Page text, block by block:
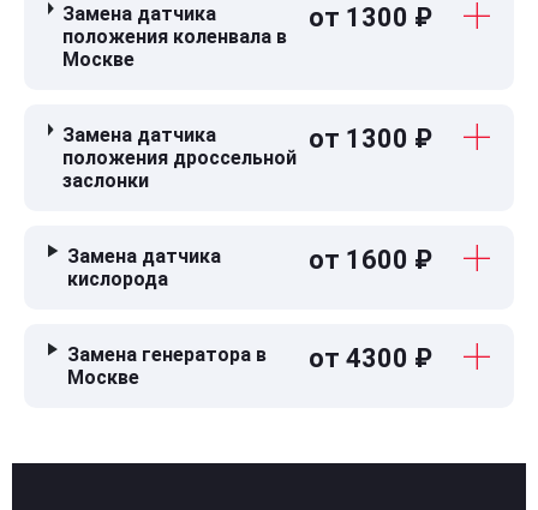
Замена датчика
положения коленвала в
Москве
от 1300 ₽
Замена датчика
положения дроссельной
заслонки
от 1300 ₽
Замена датчика
кислорода
от 1600 ₽
Замена генератора в
Москве
от 4300 ₽